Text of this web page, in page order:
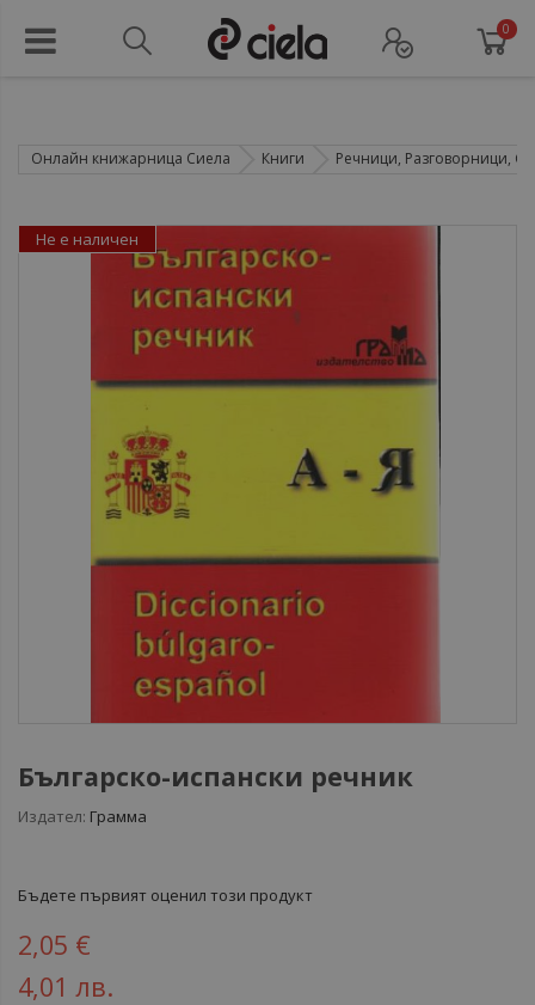
0
Онлайн книжарница Сиела Книги Речници, Разговорници,
Българско-испански речник
Издател: Грамма
Бъдете първият оценил този продукт
2,05 €
4,01 лв.
Не е наличен